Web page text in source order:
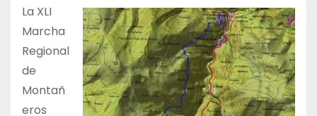
La XLI
Marcha
Regional
de
Montañ
eros